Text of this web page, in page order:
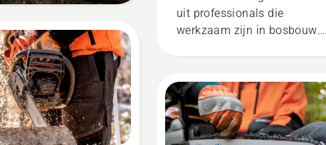
uit professionals die
werkzaam zijn in bosbouw
hun land. Zij zijn ons H-
team. En ze zijn onze meest
veeleisende gebruikers.